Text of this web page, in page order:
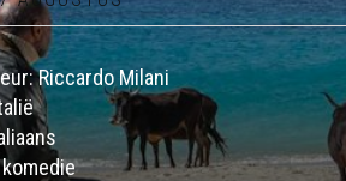
Riccardo Milani